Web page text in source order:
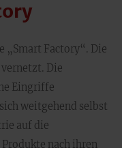
„Smart Factory“. Die
Die
Eingriffe
weitgehend selbst
auf die
nach ihren